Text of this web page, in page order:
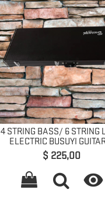
4 STRING BASS/ 6 STRING
ELECTRIC BUSUYI
Prijs
$ 225,00
